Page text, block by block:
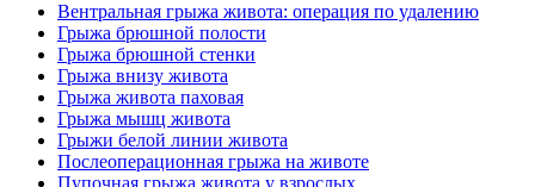
Вентральная грыжа живота: операция по удалению
Грыжа брюшной полости
Грыжа брюшной стенки
Грыжа внизу живота
Грыжа живота паховая
Грыжа мышц живота
Грыжи белой линии живота
Послеоперационная грыжа на животе
Пупочная грыжа живота у взрослых